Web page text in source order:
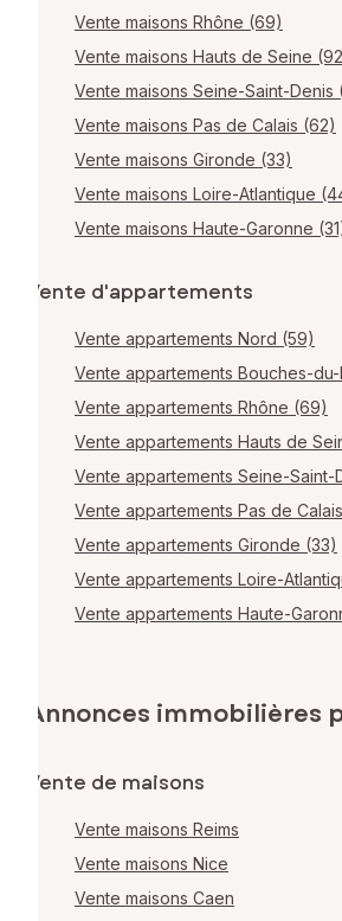
Vente maisons Rhône (69)
Vente maisons Hauts de Seine
Vente maisons Seine-Saint-Denis
Vente maisons Pas de Calais (62)
Vente maisons Gironde (33)
Vente maisons Loire-Atlantique
Vente maisons Haute-Garonne
Vente d'appartements
Vente appartements Nord (59)
Vente appartements Bouches-du-
Vente appartements Rhône (69)
Vente appartements Hauts de
Vente appartements Seine-Saint-
Vente appartements Pas de
Vente appartements Gironde (33)
Vente appartements Loire-
Vente appartements Haute-
Annonces immobilières
Vente de maisons
Vente maisons Reims
Vente maisons Nice
Vente maisons Caen